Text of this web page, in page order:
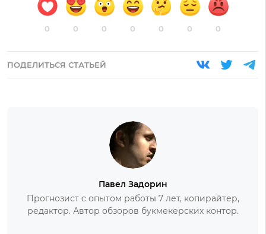
0 0 0 0 0 0 0
ПОДЕЛИТЬСЯ СТАТЬЕЙ
Павел Задорин
Прогнозист с опытом работы 7 лет, копирайтер,
редактор. Автор обзоров букмекерских контор.